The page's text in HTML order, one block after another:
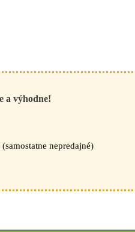
a výhodne!
nepredajné)